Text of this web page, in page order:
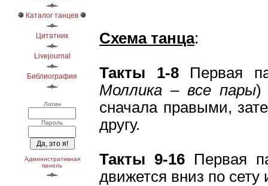
Каталог танцев
Цитатник
Livejournal
Библиография
Логин
Пароль
Административная
панель
Схема танца:
Такты 1-8 Первая
Моллика – все пары)
сначала правыми,
другу.
Такты 9-16 Первая
движется вниз по сету